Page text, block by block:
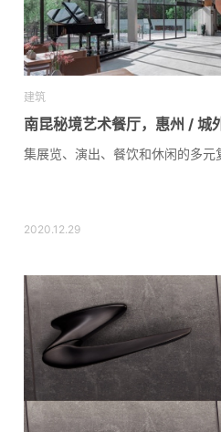
建筑
南昆秘境艺术餐厅，惠州 / 城
集展览、演出、餐饮和休闲的多元
2020.12.29